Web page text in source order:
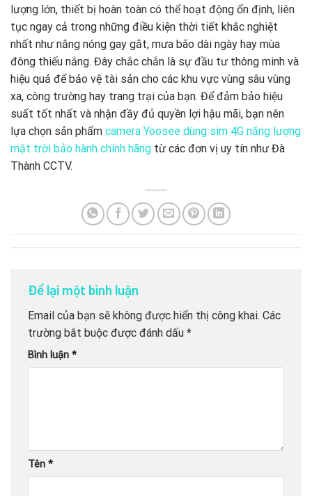
lượng lớn, thiết bị hoàn toàn có thể hoạt động ổn định, liên
tục ngay cả trong những điều kiện thời tiết khắc nghiệt
nhất như nắng nóng gay gắt, mưa bão dài ngày hay mùa
đông thiếu nắng. Đây chắc chắn là sự đầu tư thông minh và
hiệu quả để bảo vệ tài sản cho các khu vực vùng sâu vùng
xa, công trường hay trang trại của bạn. Để đảm bảo hiệu
suất tốt nhất và nhận đầy đủ quyền lợi hậu mãi, bạn nên
lựa chọn sản phẩm camera Yoosee dùng sim 4G năng lượng
mặt trời bảo hành chính hãng từ các đơn vị uy tín như Đà
Thành CCTV.
Để lại một bình luận
Email của bạn sẽ không được hiển thị công khai. Các
trường bắt buộc được đánh dấu *
Bình luận *
Tên *